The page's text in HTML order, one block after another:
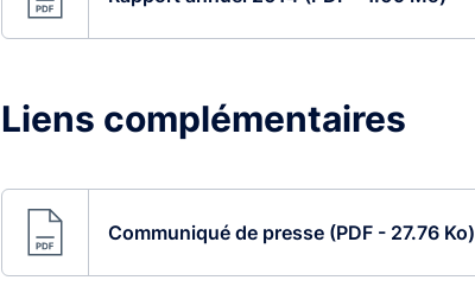
Liens complémentaires
Communiqué de presse (PDF - 27.76 Ko)